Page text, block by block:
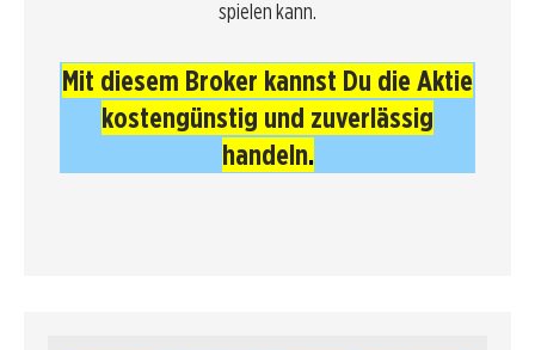
spielen kann.
Mit diesem Broker kannst Du die Aktie
kostengünstig und zuverlässig
handeln.